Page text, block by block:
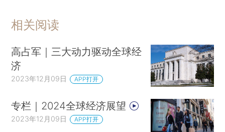
半导体供应短缺。防疫政策对中国经济乃至全球经
济产生了巨大的负面影响，虽然这种影响不会永久
持续。供应链失衡和瓶颈成为重要议题。而大约三
年前，我们还生活在一个与此完全不同的环境里。
济都没有明显的通胀压力。全球金融危机爆发后，
尽管利率水平很低，各国央行为压低长期债券利率
相关阅读
高占军｜三大动力驱动全球经
济
2023年12月09日 APP打开
专栏｜2024全球经济展望
2023年12月09日 APP打开